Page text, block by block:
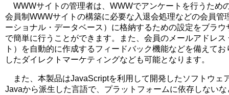
WWWサイトの管理者は、WWWでアンケートを行うため
会員制WWWサイトの構築に必要な入退会処理などの会員管
ーショナル・データベース）に格納するための設定をブラ
で簡単に行うことができます。また、会員のメールアドレ
ト）を自動的に作成するフィードバック機能などを備えて
したダイレクトマーケティングなども可能となります。
また、本製品はJavaScriptを利用して開発したソフトウェ
Javaから派生した言語で、プラットフォームに依存しない